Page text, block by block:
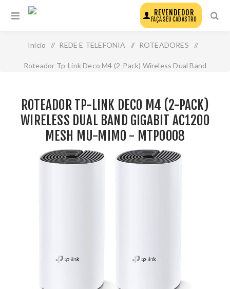
REVENDEDOR
FAÇA SEU CADASTRO
Início / REDE E TELEFONIA / ROTEADORES /
Roteador Tp-Link Deco M4 (2-Pack) Wireless Dual Band
ROTEADOR TP-LINK DECO M4 (2-PACK)
WIRELESS DUAL BAND GIGABIT AC1200
MESH MU-MIMO - MTP0008